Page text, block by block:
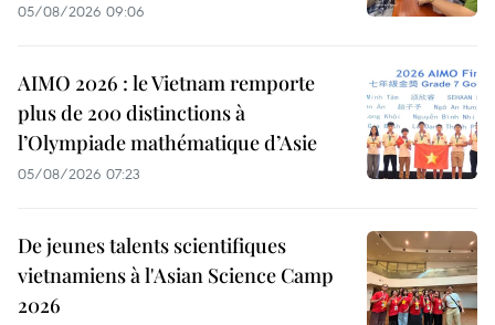
05/08/2026 09:06
AIMO 2026 : le Vietnam remporte
plus de 200 distinctions à
l’Olympiade mathématique d’Asie
05/08/2026 07:23
De jeunes talents scientifiques
vietnamiens à l'Asian Science Camp
2026